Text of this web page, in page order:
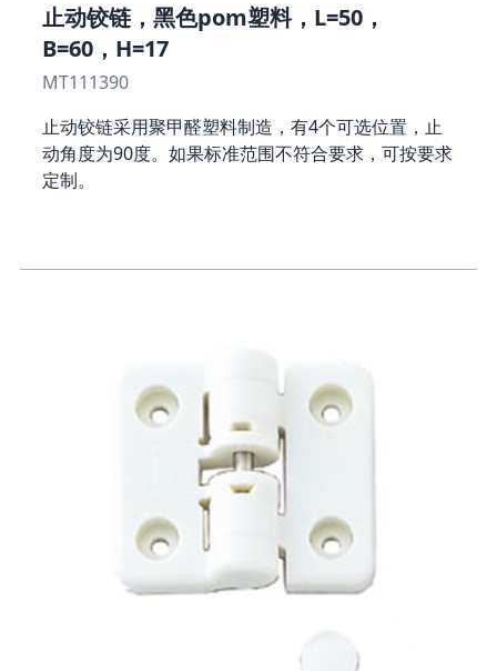
止动铰链，黑色pom塑料，L=50，
B=60，H=17
MT111390
止动铰链采用聚甲醛塑料制造，有4个可选位置，止
动角度为90度。如果标准范围不符合要求，可按要求
定制。